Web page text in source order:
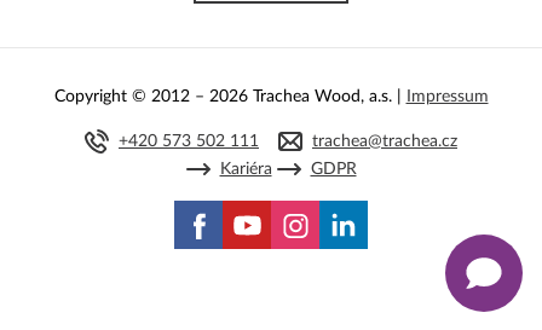
Copyright © 2012 – 2026 Trachea Wood, a.s. | Impressum
+420 573 502 111
trachea@trachea.cz
Kariéra
GDPR